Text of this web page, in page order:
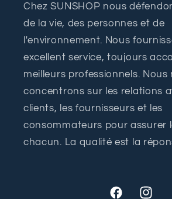
Chez SUNSHOP nous
de la vie, des personnes et de
l'environnement. Nous
excellent service, toujours
meilleurs professionnels. Nous
concentrons sur les relations
clients, les fournisseurs et les
consommateurs pour assurer
chacun. La qualité est la